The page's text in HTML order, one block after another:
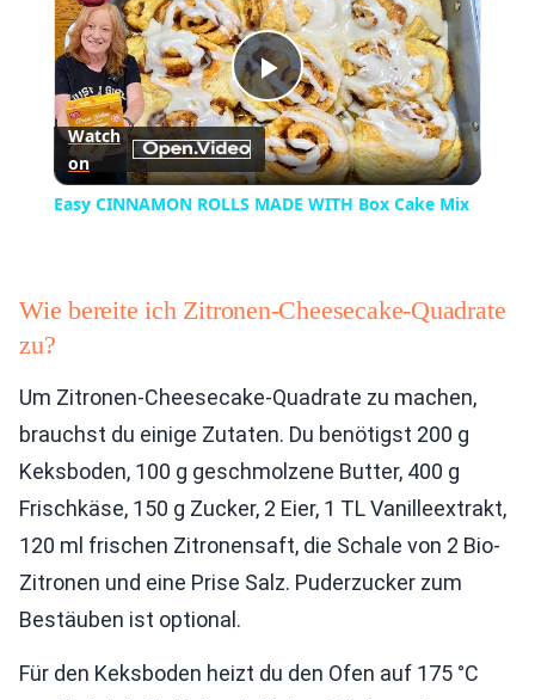
Play
Video
Watch
on
Easy CINNAMON ROLLS MADE WITH Box Cake Mix
Wie bereite ich Zitronen-Cheesecake-Quadrate
zu?
Um Zitronen-Cheesecake-Quadrate zu machen,
brauchst du einige Zutaten. Du benötigst 200 g
Keksboden, 100 g geschmolzene Butter, 400 g
Frischkäse, 150 g Zucker, 2 Eier, 1 TL Vanilleextrakt,
120 ml frischen Zitronensaft, die Schale von 2 Bio-
Zitronen und eine Prise Salz. Puderzucker zum
Bestäuben ist optional.
Für den Keksboden heizt du den Ofen auf 175 °C